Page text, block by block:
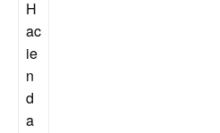
H
ac
ie
n
d
a